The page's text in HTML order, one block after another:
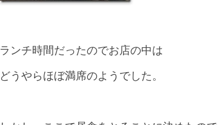
ランチ時間だったのでお店の中は
どうやらほぼ満席のようでした。